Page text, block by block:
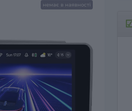
немає в наявності